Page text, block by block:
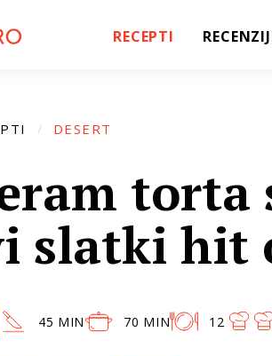
RECEPTI
DESERT
torta
slatki hit
45 MIN 70 MIN 12